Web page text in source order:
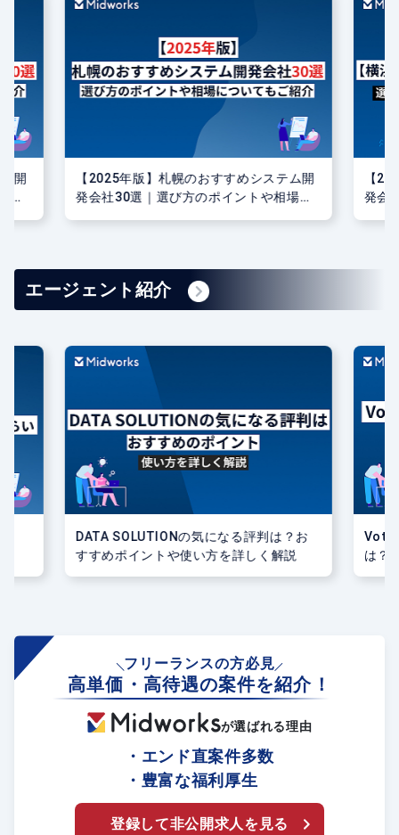
開
に
【2025年版】札幌のおすすめシステム開
発会社30選｜選び方のポイントや相場に
【
発会
エージェント紹介
DATA SOLUTIONの気になる評判は？お
すすめポイントや使い方を詳しく解説
は？
解説
高単価・高待遇の案件を紹介！
フリーランスの方必見
が選ばれる理由
・エンド直案件多数
・豊富な福利厚生
登録して非公開求人を見る